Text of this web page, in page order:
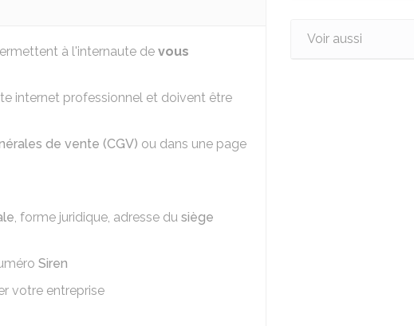
à l'internaute de vous
internet professionnel et doivent être
de vente (CGV) ou dans une page
, forme juridique, adresse du siège
Siren
votre entreprise
Voir aussi